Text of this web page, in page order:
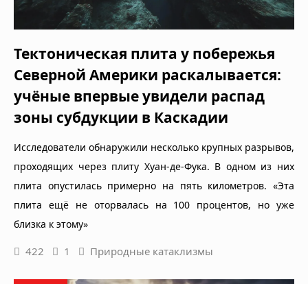
Тектоническая плита у побережья
Северной Америки раскалывается:
учёные впервые увидели распад
зоны субдукции в Каскадии
Исследователи обнаружили несколько крупных разрывов,
проходящих через плиту Хуан-де-Фука. В одном из них
плита опустилась примерно на пять километров. «Эта
плита ещё не оторвалась на 100 процентов, но уже
близка к этому»
422 1 Природные катаклизмы